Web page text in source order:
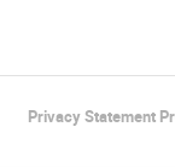
Privacy Statement